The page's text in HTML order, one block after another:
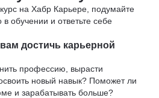
на Хабр Карьере, подумайте
обучении и ответьте себе
достичь карьерной
профессию, вырасти
новый навык? Поможет ли
и зарабатывать больше?